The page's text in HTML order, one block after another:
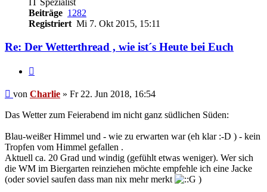
Beiträge 1282
Registriert Mi 7. Okt 2015, 15:11
Re: Der Wetterthread , wie ist´s Heute bei Euch
Beitrag
von Charlie » Fr 22. Jun 2018, 16:54
Das Wetter zum Feierabend im nicht ganz südlichen Süden:
Blau-weißer Himmel und - wie zu erwarten war (eh klar :-D ) - kein
Tropfen vom Himmel gefallen .
Aktuell ca. 20 Grad und windig (gefühlt etwas weniger). Wer sich
die WM im Biergarten reinziehen möchte empfehle ich eine Jacke
(oder soviel saufen dass man nix mehr merkt
)